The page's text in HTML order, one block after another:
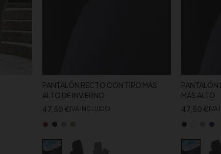
PANTALÓN RECTO CON TIRO MÁS
ALTO DE INVIERNO
47,50 € IVA INCLUIDO
PANTALÓN
MÁS ALTO
47,50 €